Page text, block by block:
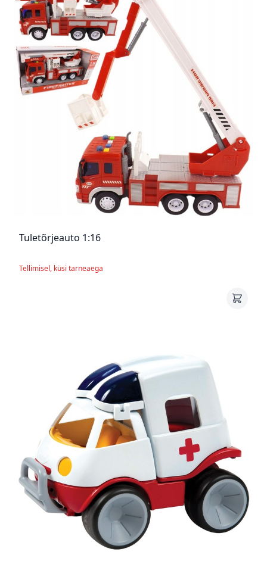
Tuletõrjeauto 1:16
Tellimisel, küsi tarneaega